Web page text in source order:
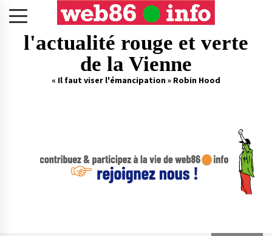
l'actualité rouge et verte
de la Vienne
« Il faut viser l'émancipation » Robin Hood